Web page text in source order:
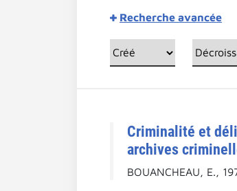
Recherche avancée
Criminalité et
archives
BOUANCHEAU, E.,